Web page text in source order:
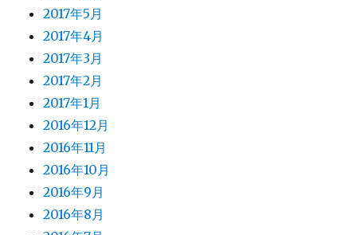
2017年5月
2017年4月
2017年3月
2017年2月
2017年1月
2016年12月
2016年11月
2016年10月
2016年9月
2016年8月